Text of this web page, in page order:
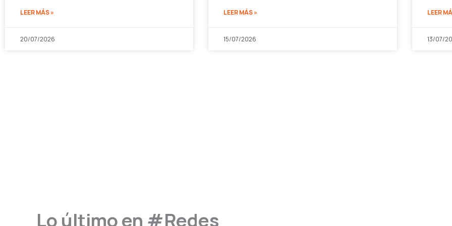
LEER MÁS »
20/07/2026
LEER MÁS »
15/07/2026
LEER
13/07/
Lo último en #Redes